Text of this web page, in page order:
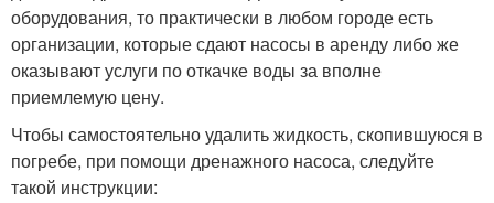
оборудования, то практически в любом городе есть
организации, которые сдают насосы в аренду либо же
оказывают услуги по откачке воды за вполне
приемлемую цену.
Чтобы самостоятельно удалить жидкость, скопившуюся в
погребе, при помощи дренажного насоса, следуйте
такой инструкции: